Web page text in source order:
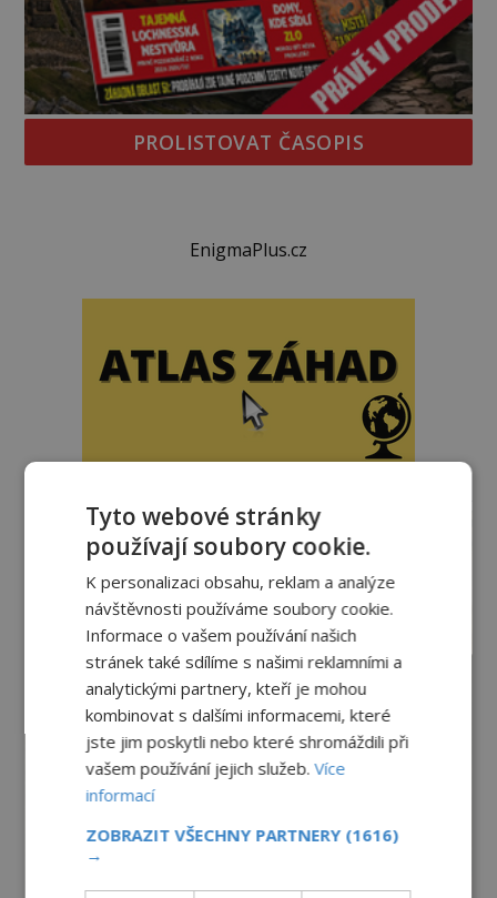
PROLISTOVAT ČASOPIS
EnigmaPlus.cz
Tyto webové stránky
používají soubory cookie.
K personalizaci obsahu, reklam a analýze
návštěvnosti používáme soubory cookie.
Informace o vašem používání našich
stránek také sdílíme s našimi reklamními a
analytickými partnery, kteří je mohou
kombinovat s dalšími informacemi, které
jste jim poskytli nebo které shromáždili při
vašem používání jejich služeb.Více
informací
ZOBRAZIT VŠECHNY PARTNERY (1616)
→